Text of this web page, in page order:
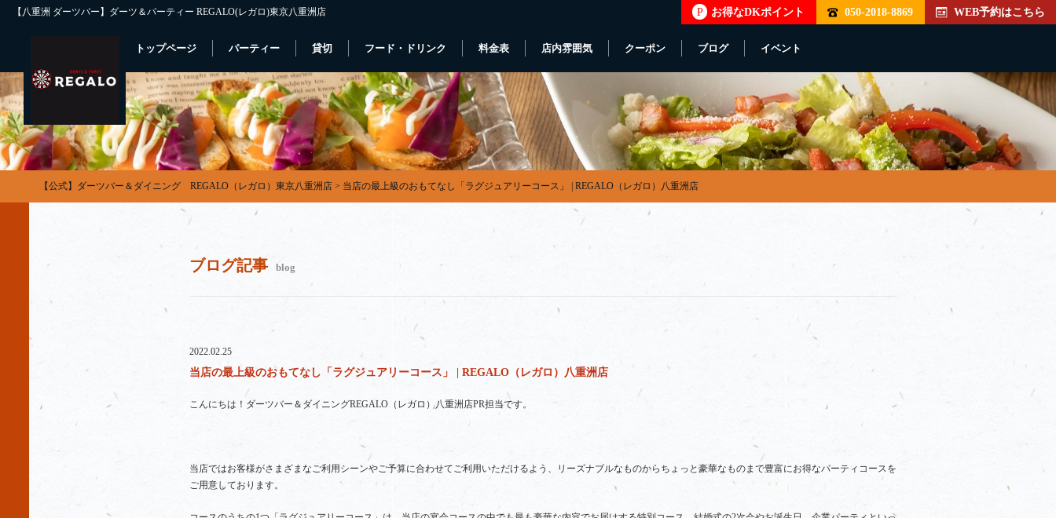
【八重洲 ダーツバー】ダーツ＆パーティー REGALO(レガロ)東京八重洲店 P お得なDKポイント 050-2018-8869 WEB予約はこちら
トップページ パーティー 貸切 フード・ドリンク 料金表 店内雰囲気 クーポン ブログ イベント
【公式】ダーツバー＆ダイニング REGALO（レガロ）東京八重洲店 > 当店の最上級のおもてなし「ラグジュアリーコース」 | REGALO（レガロ）八重洲店
ブログ記事 blog
2022.02.25
当店の最上級のおもてなし「ラグジュアリーコース」 | REGALO（レガロ）八重洲店
こんにちは！ダーツバー＆ダイニングREGALO（レガロ）八重洲店PR担当です。
当店ではお客様がさまざまなご利用シーンやご予算に合わせてご利用いただけるよう、リーズナブルなものからちょっと豪華なものまで豊富にお得なパーティコースを
ご用意しております。